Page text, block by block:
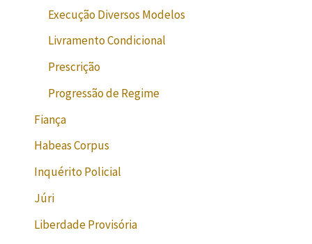
Execução Diversos Modelos
Livramento Condicional
Prescrição
Progressão de Regime
Fiança
Habeas Corpus
Inquérito Policial
Júri
Liberdade Provisória